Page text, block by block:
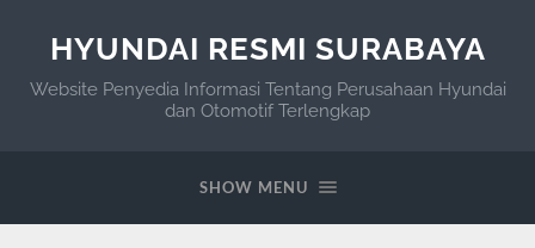
HYUNDAI RESMI SURABAYA
Website Penyedia Informasi Tentang Perusahaan Hyundai
dan Otomotif Terlengkap
SHOW MENU